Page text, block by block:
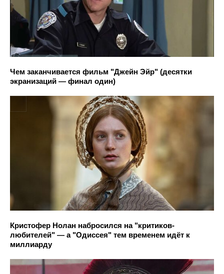
Чем заканчивается фильм "Джейн Эйр" (десятки
экранизаций — финал один)
Кристофер Нолан набросился на "критиков-
любителей" — а "Одиссея" тем временем идёт к
миллиарду